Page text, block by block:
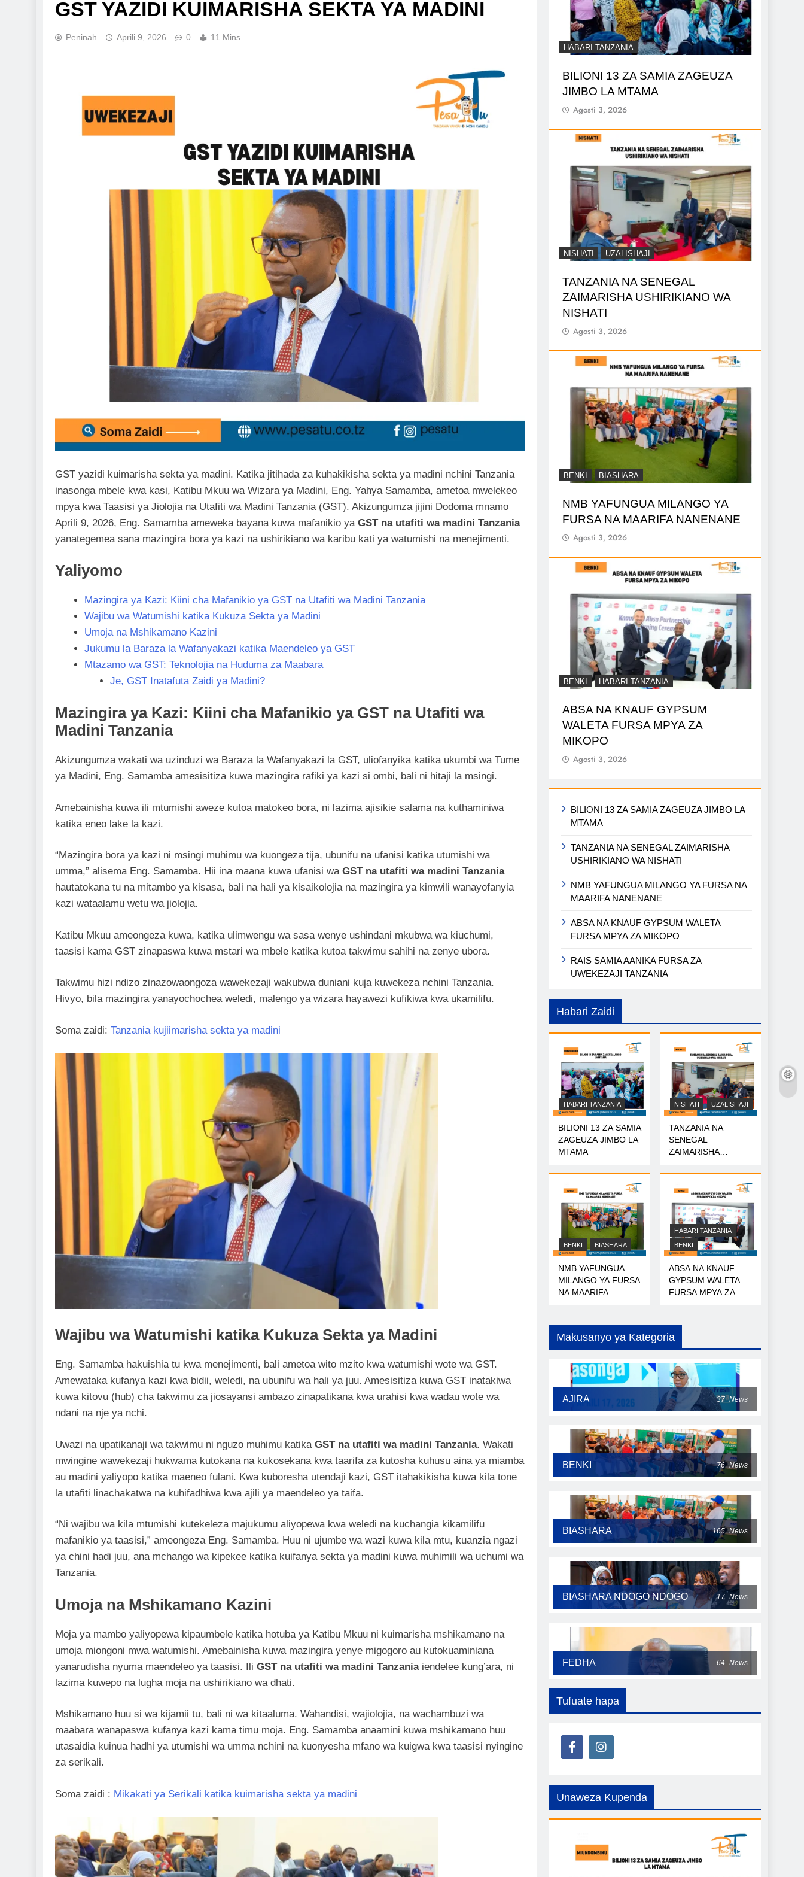
GST YAZIDI KUIMARISHA SEKTA YA MADINI
Peninah Aprili 9, 2026 0 11 Mins
GST yazidi kuimarisha sekta ya madini. Katika jitihada za kuhakikisha sekta ya madini nchini Tanzania
inasonga mbele kwa kasi, Katibu Mkuu wa Wizara ya Madini, Eng. Yahya Samamba, ametoa mwelekeo
mpya kwa Taasisi ya Jiolojia na Utafiti wa Madini Tanzania (GST). Akizungumza jijini Dodoma mnamo
Aprili 9, 2026, Eng. Samamba ameweka bayana kuwa mafanikio ya GST na utafiti wa madini Tanzania
yanategemea sana mazingira bora ya kazi na ushirikiano wa karibu kati ya watumishi na menejimenti.
Yaliyomo
Mazingira ya Kazi: Kiini cha Mafanikio ya GST na Utafiti wa Madini Tanzania
Wajibu wa Watumishi katika Kukuza Sekta ya Madini
Umoja na Mshikamano Kazini
Jukumu la Baraza la Wafanyakazi katika Maendeleo ya GST
Mtazamo wa GST: Teknolojia na Huduma za Maabara
Je, GST Inatafuta Zaidi ya Madini?
Mazingira ya Kazi: Kiini cha Mafanikio ya GST na Utafiti wa
Madini Tanzania
Akizungumza wakati wa uzinduzi wa Baraza la Wafanyakazi la GST, uliofanyika katika ukumbi wa Tume
ya Madini, Eng. Samamba amesisitiza kuwa mazingira rafiki ya kazi si ombi, bali ni hitaji la msingi.
Amebainisha kuwa ili mtumishi aweze kutoa matokeo bora, ni lazima ajisikie salama na kuthaminiwa
katika eneo lake la kazi.
“Mazingira bora ya kazi ni msingi muhimu wa kuongeza tija, ubunifu na ufanisi katika utumishi wa
umma,” alisema Eng. Samamba. Hii ina maana kuwa ufanisi wa GST na utafiti wa madini Tanzania
hautatokana tu na mitambo ya kisasa, bali na hali ya kisaikolojia na mazingira ya kimwili wanayofanyia
kazi wataalamu wetu wa jiolojia.
Katibu Mkuu ameongeza kuwa, katika ulimwengu wa sasa wenye ushindani mkubwa wa kiuchumi,
taasisi kama GST zinapaswa kuwa mstari wa mbele katika kutoa takwimu sahihi na zenye ubora.
Takwimu hizi ndizo zinazowaongoza wawekezaji wakubwa duniani kuja kuwekeza nchini Tanzania.
Hivyo, bila mazingira yanayochochea weledi, malengo ya wizara hayawezi kufikiwa kwa ukamilifu.
Soma zaidi: Tanzania kujiimarisha sekta ya madini
Wajibu wa Watumishi katika Kukuza Sekta ya Madini
Eng. Samamba hakuishia tu kwa menejimenti, bali ametoa wito mzito kwa watumishi wote wa GST.
Amewataka kufanya kazi kwa bidii, weledi, na ubunifu wa hali ya juu. Amesisitiza kuwa GST inatakiwa
kuwa kitovu (hub) cha takwimu za jiosayansi ambazo zinapatikana kwa urahisi kwa wadau wote wa
ndani na nje ya nchi.
Uwazi na upatikanaji wa takwimu ni nguzo muhimu katika GST na utafiti wa madini Tanzania. Wakati
mwingine wawekezaji hukwama kutokana na kukosekana kwa taarifa za kutosha kuhusu aina ya miamba
au madini yaliyopo katika maeneo fulani. Kwa kuboresha utendaji kazi, GST itahakikisha kuwa kila tone
la utafiti linachakatwa na kuhifadhiwa kwa ajili ya maendeleo ya taifa.
“Ni wajibu wa kila mtumishi kutekeleza majukumu aliyopewa kwa weledi na kuchangia kikamilifu
mafanikio ya taasisi,” ameongeza Eng. Samamba. Huu ni ujumbe wa wazi kuwa kila mtu, kuanzia ngazi
ya chini hadi juu, ana mchango wa kipekee katika kuifanya sekta ya madini kuwa muhimili wa uchumi wa
Tanzania.
Umoja na Mshikamano Kazini
Moja ya mambo yaliyopewa kipaumbele katika hotuba ya Katibu Mkuu ni kuimarisha mshikamano na
umoja miongoni mwa watumishi. Amebainisha kuwa mazingira yenye migogoro au kutokuaminiana
yanarudisha nyuma maendeleo ya taasisi. Ili GST na utafiti wa madini Tanzaniaiendelee kung’ara, ni
lazima kuwepo na lugha moja na ushirikiano wa dhati.
Mshikamano huu si wa kijamii tu, bali ni wa kitaaluma. Wahandisi, wajiolojia, na wachambuzi wa
maabara wanapaswa kufanya kazi kama timu moja. Eng. Samamba anaamini kuwa mshikamano huu
utasaidia kuinua hadhi ya utumishi wa umma nchini na kuonyesha mfano wa kuigwa kwa taasisi nyingine
za serikali.
Soma zaidi : Mikakati ya Serikali katika kuimarisha sekta ya madini
HABARI TANZANIA
BILIONI 13 ZA SAMIA ZAGEUZA
JIMBO LA MTAMA
Agosti 3, 2026
NISHATI UZALISHAJI
TANZANIA NA SENEGAL
ZAIMARISHA USHIRIKIANO WA
NISHATI
Agosti 3, 2026
BENKI BIASHARA
NMB YAFUNGUA MILANGO YA
FURSA NA MAARIFA NANENANE
Agosti 3, 2026
BENKI HABARI TANZANIA
ABSA NA KNAUF GYPSUM
WALETA FURSA MPYA ZA
MIKOPO
Agosti 3, 2026
BILIONI 13 ZA SAMIA ZAGEUZA JIMBO LA
MTAMA
TANZANIA NA SENEGAL ZAIMARISHA
USHIRIKIANO WA NISHATI
NMB YAFUNGUA MILANGO YA FURSA NA
MAARIFA NANENANE
ABSA NA KNAUF GYPSUM WALETA
FURSA MPYA ZA MIKOPO
RAIS SAMIA AANIKA FURSA ZA
UWEKEZAJI TANZANIA
Habari Zaidi
HABARI TANZANIA
BILIONI 13 ZA SAMIA
ZAGEUZA JIMBO LA
MTAMA
NISHATI UZALISHAJI
TANZANIA NA
SENEGAL
ZAIMARISHA
NISHATI
BENKI BIASHARA
NMB YAFUNGUA
MILANGO YA FURSA
NA MAARIFA
HABARI TANZANIA
BENKI
ABSA NA KNAUF
GYPSUM WALETA
FURSA MPYA ZA
Makusanyo ya Kategoria
AJIRA 37 News
BENKI 76 News
BIASHARA 165 News
BIASHARA NDOGO NDOGO 17 News
FEDHA 64 News
Tufuate hapa
Unaweza Kupenda